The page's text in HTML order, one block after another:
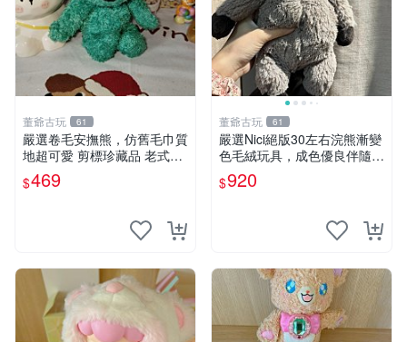
董爺古玩 61
嚴選卷毛安撫熊，仿舊毛巾質
地超可愛 剪標珍藏品 老式毛
巾質地 安撫熊 款式
$469
董爺古玩 61
嚴選Nici絕版30左右浣熊漸變
色毛絨玩具，成色優良伴隨原
廠牌標 浣熊 玩具 毛絨
$920